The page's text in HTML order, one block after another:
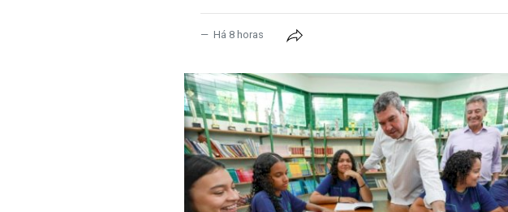
Há 8 horas